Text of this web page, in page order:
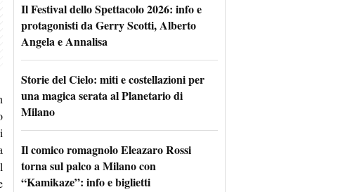
Il Festival dello Spettacolo 2026: info e
protagonisti da Gerry Scotti, Alberto
Angela e Annalisa
Storie del Cielo: miti e costellazioni per
una magica serata al Planetario di
Milano
Il comico romagnolo Eleazaro Rossi
torna sul palco a Milano con
“Kamikaze”: info e biglietti